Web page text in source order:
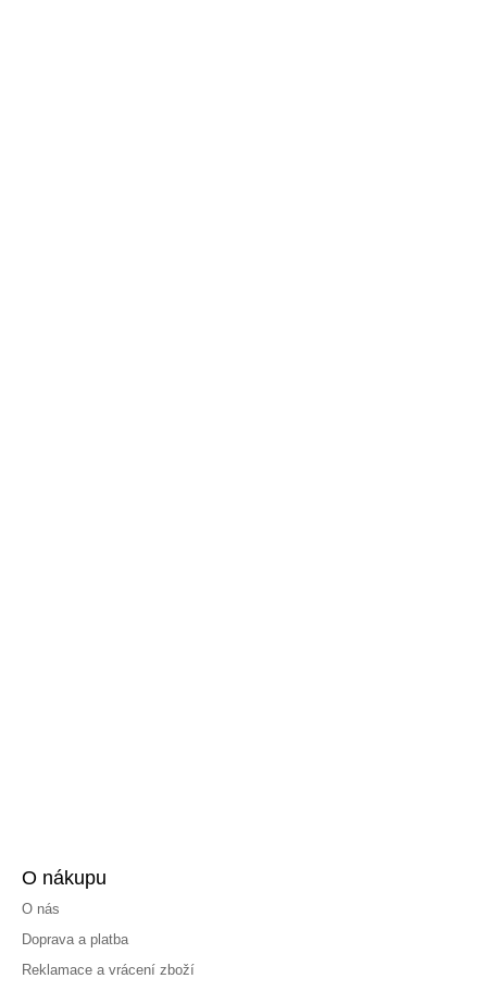
O nákupu
O nás
Doprava a platba
Reklamace a vrácení zboží